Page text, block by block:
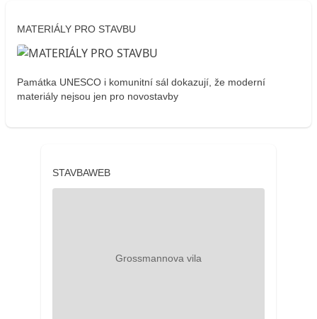
MATERIÁLY PRO STAVBU
Památka UNESCO i komunitní sál dokazují, že moderní
materiály nejsou jen pro novostavby
STAVBAWEB